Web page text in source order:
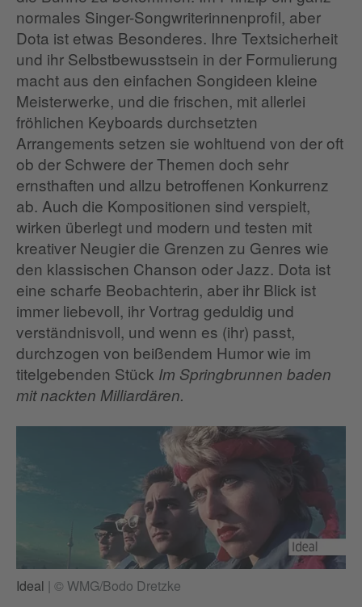
normales Singer-Songwriterinnenprofil, aber
Dota ist etwas Besonderes. Ihre Textsicherheit
und ihr Selbstbewusstsein in der Formulierung
macht aus den einfachen Songideen kleine
Meisterwerke, und die frischen, mit allerlei
fröhlichen Keyboards durchsetzten
Arrangements setzen sie wohltuend von der oft
ob der Schwere der Themen doch sehr
ernsthaften und allzu betroffenen Konkurrenz
ab. Auch die Kompositionen sind verspielt,
wirken überlegt und modern und testen mit
kreativer Neugier die Grenzen zu Genres wie
den klassischen Chanson oder Jazz. Dota ist
eine scharfe Beobachterin, aber ihr Blick ist
immer liebevoll, ihr Vortrag geduldig und
verständnisvoll, und wenn es (ihr) passt,
durchzogen von beißendem Humor wie im
titelgebenden Stück Im Springbrunnen baden
mit nackten Milliardären.
Ideal | © WMG/Bodo Dretzke